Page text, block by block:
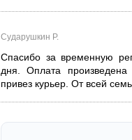
Сударушкин Р.
Спасибо за временную
дня. Оплата
привез курьер. От всей